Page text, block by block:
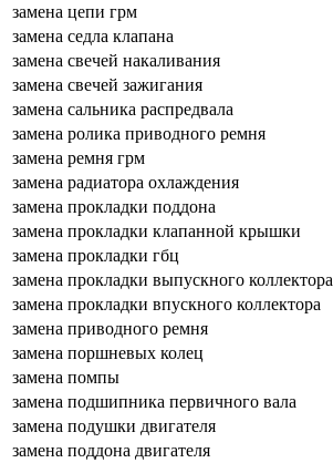
замена цепи грм
замена седла клапана
замена свечей накаливания
замена свечей зажигания
замена сальника распредвала
замена ролика приводного ремня
замена ремня грм
замена радиатора охлаждения
замена прокладки поддона
замена прокладки клапанной крышки
замена прокладки гбц
замена прокладки выпускного коллектора
замена прокладки впускного коллектора
замена приводного ремня
замена поршневых колец
замена помпы
замена подшипника первичного вала
замена подушки двигателя
замена поддона двигателя